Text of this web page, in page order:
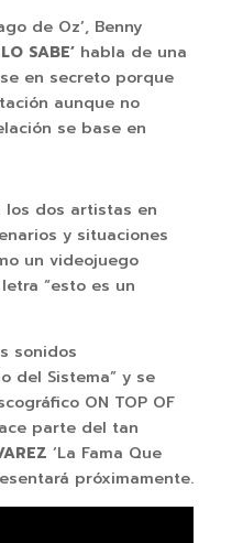
de Oz’, Benny
SABE’habla de una
en secreto porque
aunque no
se base en
los dos artistas en
y situaciones
un videojuego
“esto es un
sonidos
del Sistema” y se
ON TOP OF
parte del tan
‘La Fama Que
próximamente.